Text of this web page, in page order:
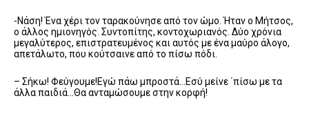
-Νάση! Ένα χέρι τον ταρακούνησε από τον ώμο. Ήταν ο Μήτσος,
ο άλλος ημιονηγός. Συντοπίτης, κοντοχωριανός. Δύο χρόνια
μεγαλύτερος, επιστρατευμένος και αυτός με ένα μαύρο άλογο,
απετάλωτο, που κούτσαινε από το πίσω πόδι.
– Σήκω! Φεύγουμε!Εγώ πάω μπροστά…Εσύ μείνε ΄πίσω με τα
άλλα παιδιά…Θα ανταμώσουμε στην κορφή!